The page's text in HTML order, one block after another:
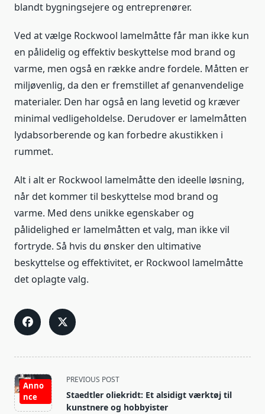
blandt bygningsejere og entreprenører.
Ved at vælge Rockwool lamelmåtte får man ikke kun
en pålidelig og effektiv beskyttelse mod brand og
varme, men også en række andre fordele. Måtten er
miljøvenlig, da den er fremstillet af genanvendelige
materialer. Den har også en lang levetid og kræver
minimal vedligeholdelse. Derudover er lamelmåtten
lydabsorberende og kan forbedre akustikken i
rummet.
Alt i alt er Rockwool lamelmåtte den ideelle løsning,
når det kommer til beskyttelse mod brand og
varme. Med dens unikke egenskaber og
pålidelighed er lamelmåtten et valg, man ikke vil
fortryde. Så hvis du ønsker den ultimative
beskyttelse og effektivitet, er Rockwool lamelmåtte
det oplagte valg.
<span
class="nav-
subtitle
Anno
nce
PREVIOUS POST
Staedtler oliekridt: Et alsidigt værktøj til
kunstnere og hobbyister